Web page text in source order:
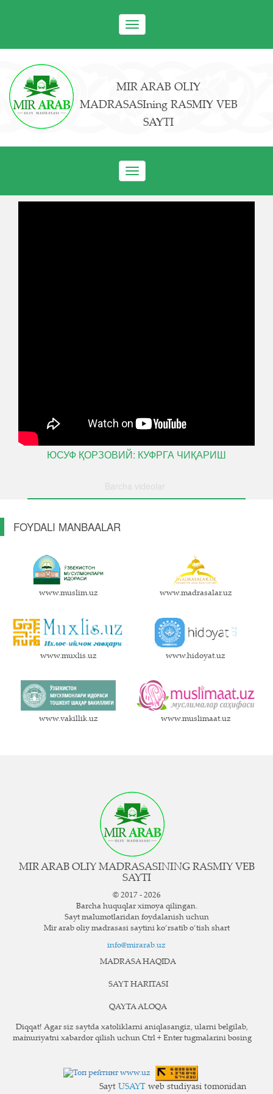
Toggle
navigation
MIR ARAB OLIY
MADRASASIning RASMIY VEB
SAYTI
Toggle
navigation
ЮСУФ ҚОРЗОВИЙ: КУФРГА ЧИҚАРИШ
Barcha videolar
FOYDALI MANBAALAR
www.muslim.uz www.madrasalar.uz
www.muxlis.uz www.hidoyat.uz
www.vakillik.uz www.muslimaat.uz
MIR ARAB OLIY MADRASASINING RASMIY VEB
SAYTI
© 2017 - 2026
Barcha huquqlar ximoya qilingan.
Sayt ma`lumotlaridan foydalanish uchun
Mir arab oliy madrasasi saytini ko‘rsatib o‘tish shart
info@mirarab.uz
MADRASA HAQIDA
SAYT HARITASI
QAYTA ALOQA
Diqqat! Agar siz saytda xatoliklarni aniqlasangiz, ularni belgilab,
ma`muriyatni xabardor qilish uchun Ctrl + Enter tugmalarini bosing
Sayt USAYT web studiyasi tomonidan